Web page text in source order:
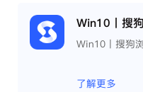
Win10丨搜狗
了解更多